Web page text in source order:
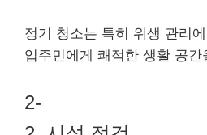
정기 청소는 특히 위생 관리
입주민에게 쾌적한 생활 공간
2-